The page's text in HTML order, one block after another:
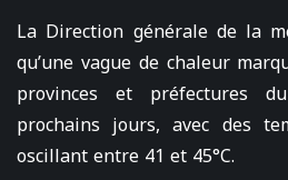
La Direction générale de la
qu’une vague de chaleur
provinces et préfectures
prochains jours, avec des
oscillant entre 41 et 45°C.